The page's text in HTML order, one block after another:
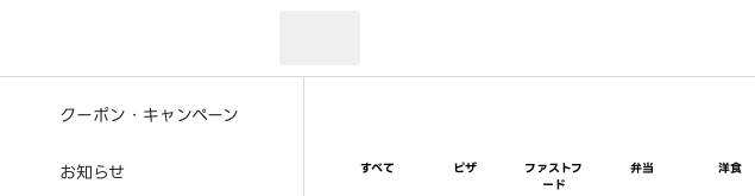
クーポン・キャンペーン
お知らせ すべて ピザ
ファストフ
ード
弁当 洋食